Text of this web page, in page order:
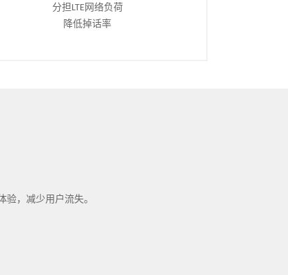
分担LTE网络负荷
降低掉话率
验，减少用户流失。